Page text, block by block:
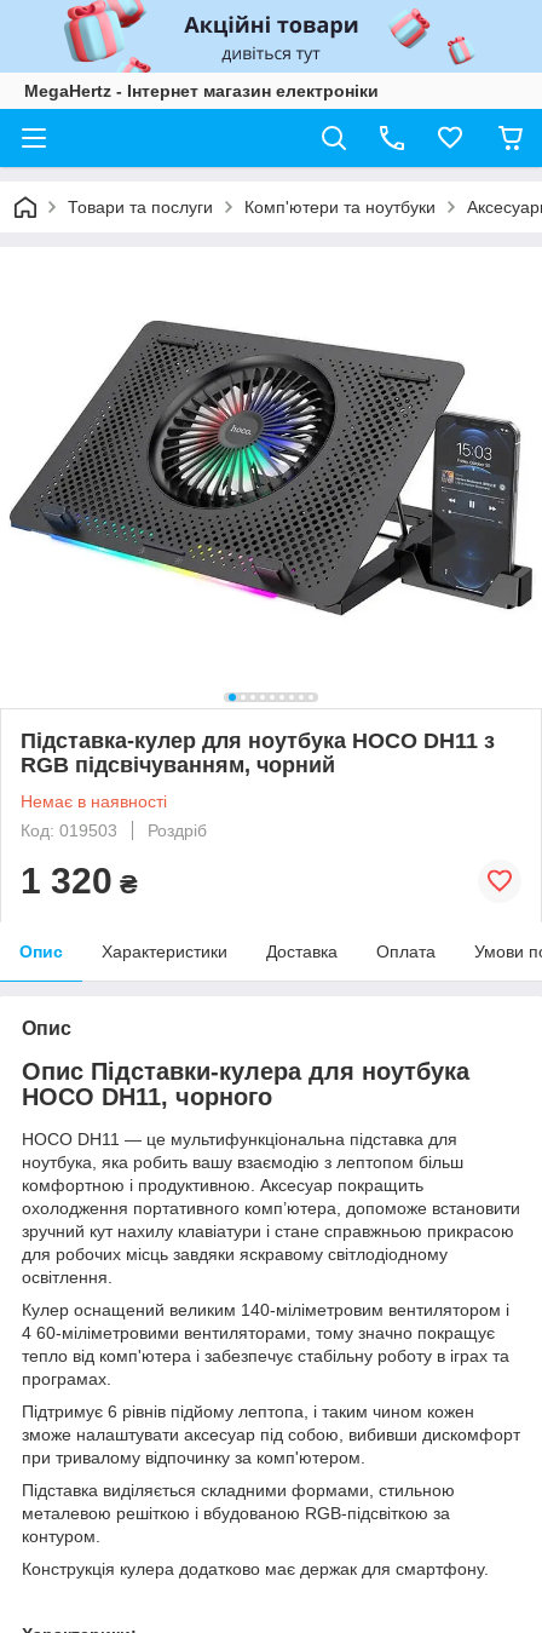
MegaHertz - Інтернет магазин електроніки
Товари та послуги Комп'ютери та ноутбуки
Підставка-кулер для ноутбука HOCO DH11 з
RGB підсвічуванням, чорний
Немає в наявності
Код: 019503
Роздріб
1 320 ₴
Опис Характеристики Доставка Оплата Умови
Опис
Опис Підставки-кулера для ноутбука
HOCO DH11, чорного
HOCO DH11 — це мультифункціональна підставка для
ноутбука, яка робить вашу взаємодію з лептопом більш
комфортною і продуктивною. Аксесуар покращить
охолодження портативного комп’ютера, допоможе встановити
зручний кут нахилу клавіатури і стане справжньою прикрасою
для робочих місць завдяки яскравому світлодіодному
освітлення.
Кулер оснащений великим 140-міліметровим вентилятором і
4 60-міліметровими вентиляторами, тому значно покращує
тепло від комп'ютера і забезпечує стабільну роботу в іграх та
програмах.
Підтримує 6 рівнів підйому лептопа, і таким чином кожен
зможе налаштувати аксесуар під собою, вибивши дискомфорт
при тривалому відпочинку за комп'ютером.
Підставка виділяється складними формами, стильною
металевою решіткою і вбудованою RGB-підсвіткою за
контуром.
Конструкція кулера додатково має держак для смартфону.